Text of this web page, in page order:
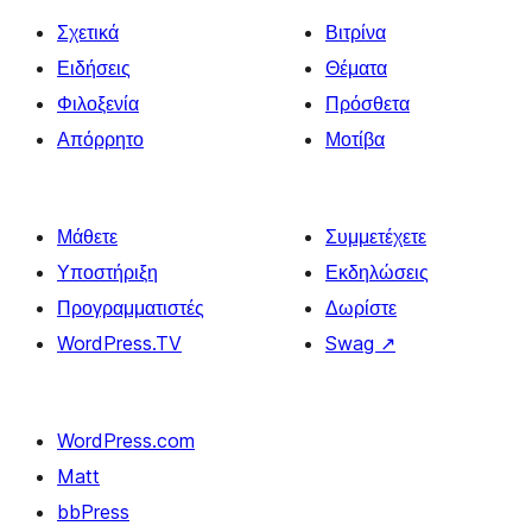
Σχετικά
Ειδήσεις
Φιλοξενία
Απόρρητο
Βιτρίνα
Θέματα
Πρόσθετα
Μοτίβα
Μάθετε
Υποστήριξη
Προγραμματιστές
WordPress.TV
Συμμετέχετε
Εκδηλώσεις
Δωρίστε
Swag ↗
WordPress.com
Matt
bbPress